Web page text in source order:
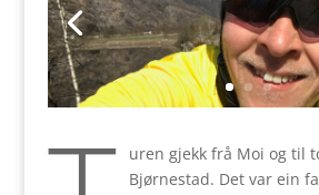
uren gjekk frå Moi og til
Bjørnestad. Det var ein